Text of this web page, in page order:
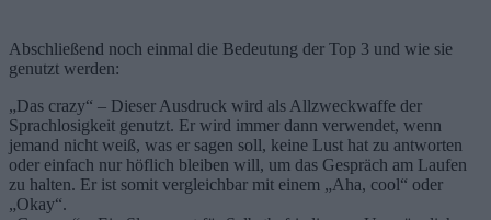
Abschließend noch einmal die Bedeutung der Top 3 und wie sie
genutzt werden:
„Das crazy“ – Dieser Ausdruck wird als Allzweckwaffe der
Sprachlosigkeit genutzt. Er wird immer dann verwendet, wenn
jemand nicht weiß, was er sagen soll, keine Lust hat zu antworten
oder einfach nur höflich bleiben will, um das Gespräch am Laufen
zu halten. Er ist somit vergleichbar mit einem „Aha, cool“ oder
„Okay“.